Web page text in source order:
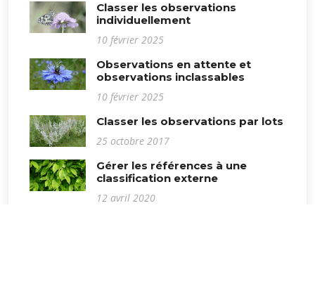
Classer les observations
individuellement
10 février 2025
Observations en attente et
observations inclassables
10 février 2025
Classer les observations par lots
25 octobre 2017
Gérer les références à une
classification externe
12 avril 2020